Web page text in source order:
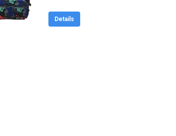
Details